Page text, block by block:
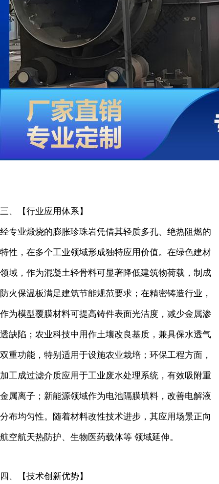
三、【行业应用体系】
经专业煅烧的膨胀珍珠岩凭借其轻质多孔、绝热阻燃的
特性，在多个工业领域形成独特应用价值。在绿色建材
领域，作为混凝土轻骨料可显著降低建筑物荷载，制成
防火保温板满足建筑节能规范要求；在精密铸造行业，
作为模型覆膜材料可提高铸件表面光洁度，减少金属渗
透缺陷；农业科技中用作土壤改良基质，兼具保水透气
双重功能，特别适用于设施农业栽培；环保工程方面，
加工成过滤介质应用于工业废水处理系统，有效吸附重
金属离子；新能源领域作为电池隔膜填料，改善电解液
分布均匀性。随着材料改性技术进步，其应用场景正向
航空航天热防护、生物医药载体等 领域延伸。
四、【技术创新优势】